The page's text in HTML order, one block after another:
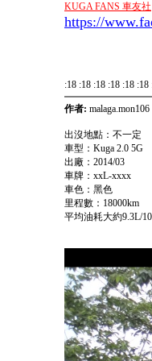
KUGA FANS 車友社
https://
:18 :18 :18 :18 :18
作者:
出沒地點：不一定
車型：Kuga 2.0 5G
出廠：2014/03
車牌：xxL-xxxx
車色：黑色
里程數：18000km
平均油耗大約9.3L/